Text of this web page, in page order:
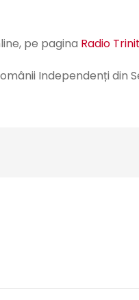
pe pagina Radio
Independenți din